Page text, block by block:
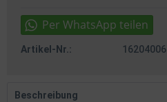
Artikel-Nr.: 16204006
Beschreibung